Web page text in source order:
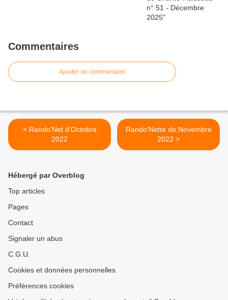
Commentaires
Ajouter un commentaire
< Rando'Net d'Octobre
2022
Rando'Nette de Novembre
2022 >
Hébergé par Overblog
Top articles
Pages
Contact
Signaler un abus
C.G.U.
Cookies et données personnelles
Préférences cookies